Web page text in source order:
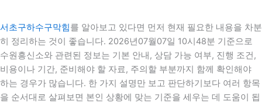
서초구하수구막힘를 알아보고 있다면 먼저 현재 필요한 내용을 차분
히 정리하는 것이 좋습니다. 2026년07월07일 10시48분 기준으로
수원흥신소와 관련된 정보는 기본 안내, 상담 가능 여부, 진행 조건,
비용이나 기간, 준비해야 할 자료, 주의할 부분까지 함께 확인해야
하는 경우가 많습니다. 한 가지 설명만 보고 판단하기보다 여러 항목
을 순서대로 살펴보면 본인 상황에 맞는 기준을 세우는 데 도움이 됩